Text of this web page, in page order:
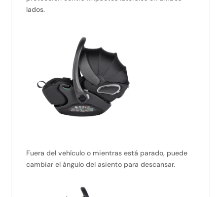
lados.
Fuera del vehículo o mientras está parado, puede
cambiar el ángulo del asiento para descansar.